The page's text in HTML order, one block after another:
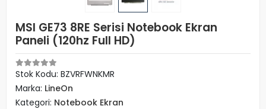
MSI GE73 8RE Serisi Notebook Ekran
Paneli (120hz Full HD)
Stok Kodu: BZVRFWNKMR
Marka: LineOn
Kategori: Notebook Ekran